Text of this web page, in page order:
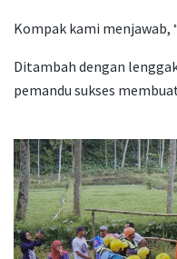
Kompak kami menjawab,
Ditambah dengan
pemandu sukses